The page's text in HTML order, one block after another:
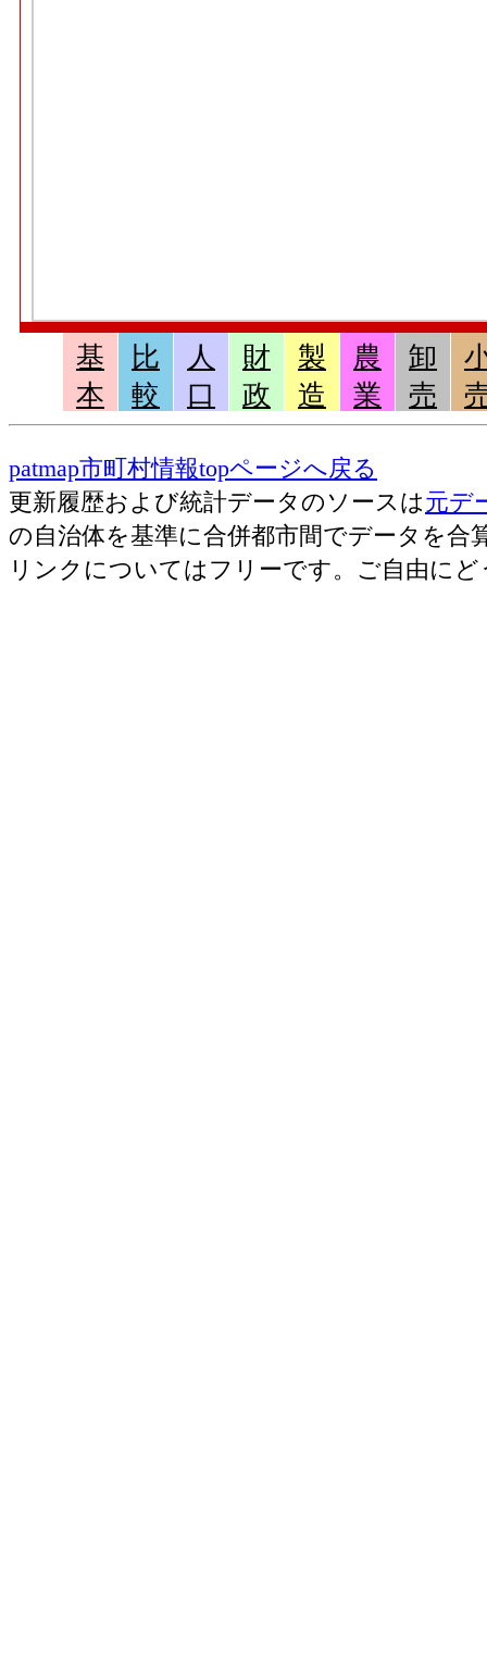
基
本
比
較
人
口
財
政
製
造
農
業
卸
売
patmap市町村情報topページへ戻る
更新履歴および統計データのソースは元デ
の自治体を基準に合併都市間でデータを合
リンクについてはフリーです。ご自由にど